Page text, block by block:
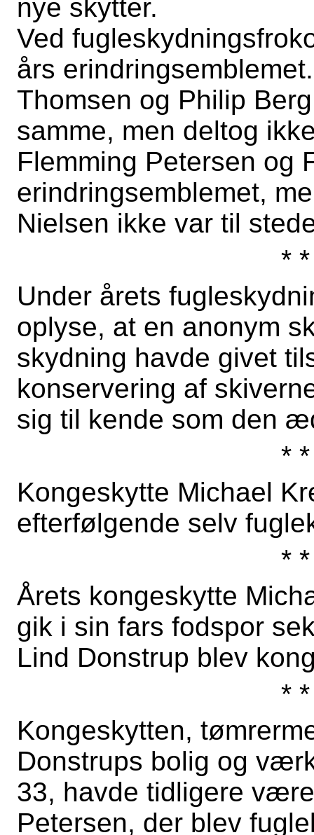
nye skytter.
Ved
års
Thomsen og Philip
samme, men deltog
Flemming Petersen og
erindringsemblemet,
Nielsen ikke var til
*
Under årets
oplyse, at en anonym
skydning havde givet
konservering af
sig til kende som den
*
Kongeskytte Michael
efterfølgende selv
*
Årets kongeskytte
gik i sin fars fodspor
Lind Donstrup blev
*
Kongeskytten,
Donstrups bolig og
33, havde tidligere
Petersen, der blev